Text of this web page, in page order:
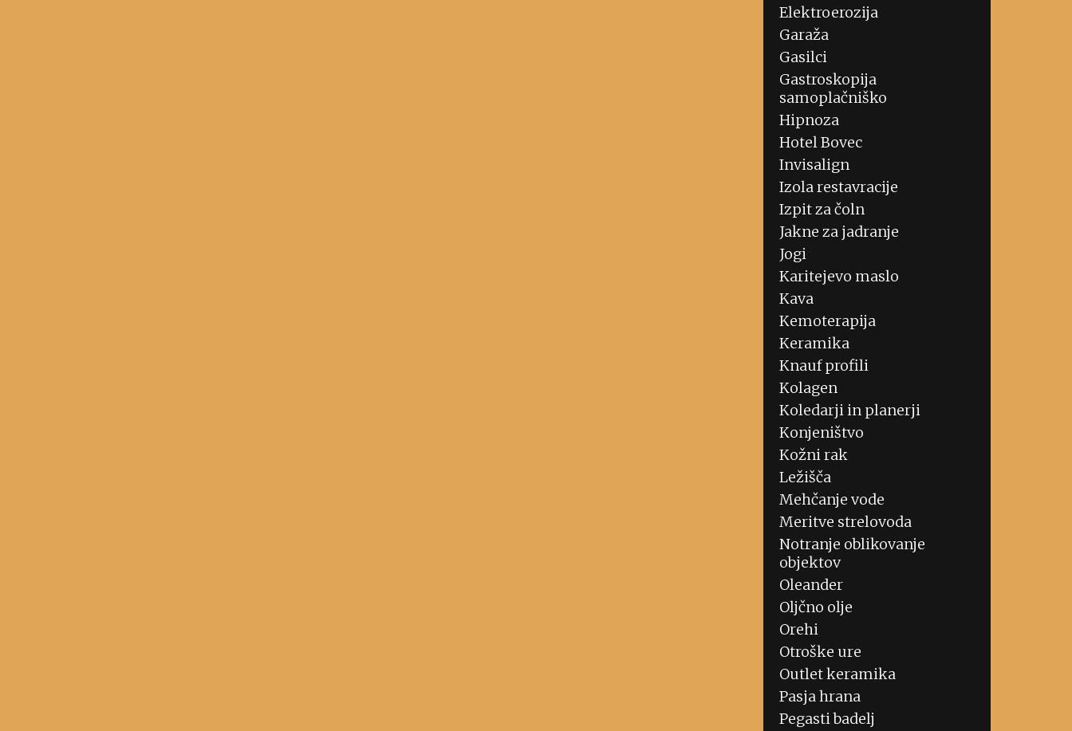
Elektroerozija
Garaža
Gasilci
Gastroskopija
samoplačniško
Hipnoza
Hotel Bovec
Invisalign
Izola restavracije
Izpit za čoln
Jakne za jadranje
Jogi
Karitejevo maslo
Kava
Kemoterapija
Keramika
Knauf profili
Kolagen
Koledarji in planerji
Konjeništvo
Kožni rak
Ležišča
Mehčanje vode
Meritve strelovoda
Notranje oblikovanje
objektov
Oleander
Oljčno olje
Orehi
Otroške ure
Outlet keramika
Pasja hrana
Pegasti badelj